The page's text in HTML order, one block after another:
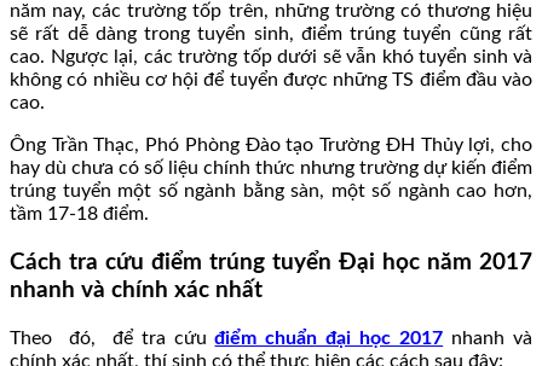
năm nay, các trường tốp trên, những trường có thương hiệu
sẽ rất dễ dàng trong tuyển sinh, điểm trúng tuyển cũng rất
cao. Ngược lại, các trường tốp dưới sẽ vẫn khó tuyển sinh và
không có nhiều cơ hội để tuyển được những TS điểm đầu vào
cao.
Ông Trần Thạc, Phó Phòng Đào tạo Trường ĐH Thủy lợi, cho
hay dù chưa có số liệu chính thức nhưng trường dự kiến điểm
trúng tuyển một số ngành bằng sàn, một số ngành cao hơn,
tầm 17-18 điểm.
Cách tra cứu điểm trúng tuyển Đại học năm 2017
nhanh và chính xác nhất
Theo đó, để tra cứuđiểm chuẩn đại học 2017 nhanh và
chính xác nhất, thí sinh có thể thực hiện các cách sau đây: